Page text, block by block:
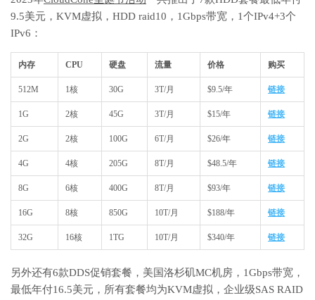
9.5美元，KVM虚拟，HDD raid10，1Gbps带宽，1个IPv4+3个
IPv6：
内存 CPU 硬盘 流量 价格 购买
512M 1核 30G 3T/月 $9.5/年 链接
1G 2核 45G 3T/月 $15/年 链接
2G 2核 100G 6T/月 $26/年 链接
4G 4核 205G 8T/月 $48.5/年 链接
8G 6核 400G 8T/月 $93/年 链接
16G 8核 850G 10T/月 $188/年 链接
32G 16核 1TG 10T/月 $340/年 链接
另外还有6款DDS促销套餐，美国洛杉矶MC机房，1Gbps带宽，
最低年付16.5美元，所有套餐均为KVM虚拟，企业级SAS RAID